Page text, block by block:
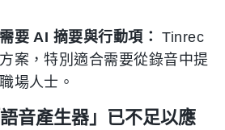
要 AI 摘要與行動項： Tinrec
案，特別適合需要從錄音中提
場人士。
音產生器」已不足以應